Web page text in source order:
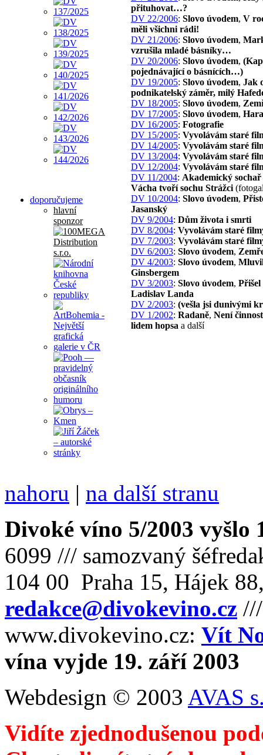
doporučujeme
hlavní
sponzor
přituhovat…?
DV 22/2006: Slovo úvodem, V
měli všichni rádi!
DV 21/2006: Slovo úvodem,
vzrušila mladé básníky…
DV 20/2006: Slovo úvodem,
pojednávající o básnících…)
DV 19/2005: Slovo úvodem, Jak
podnikatelský záměr, milý
DV 18/2005: Slovo úvodem,
DV 17/2005: Slovo úvodem,
DV 16/2005: Fotografie
DV 15/2005: Vyvolávám staré
DV 14/2005: Vyvolávám staré
DV 13/2004: Vyvolávám staré
DV 12/2004: Vyvolávám staré
DV 11/2004: Akademický
Vácha tvoří sochu Strážci
DV 10/2004: Slovo úvodem,
Jasanský
DV 9/2004: Dům života i smrti
DV 8/2004: Vyvolávám staré
DV 7/2003: Vyvolávám staré
DV 6/2003: Slovo úvodem,
DV 4/2003: Slovo úvodem,
Ginsbergem
DV 3/2003: Slovo úvodem,
Ladislav Landa
DV 2/2003: (vešla jsi dunivými
DV 1/2002: Radaně, Není
lidem hopsa a další
nahoru | na další stranu
Divoké víno 5/2003 vyšlo
6099 /// samozvaný
104 00 Praha 15, Hájek
redakce@divokevino.cz
www.divokevino.cz: Vít
vína vyjde 19. září 2003
Webdesign © 2003 AVAS
Vidíte zjednodušenou